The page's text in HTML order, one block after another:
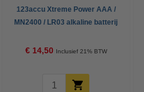
123accu Xtreme Power AAA /
MN2400 / LR03 alkaline batterij
€ 14,50 Inclusief 21% BTW